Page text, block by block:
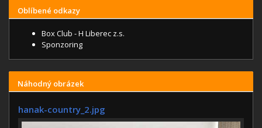
Oblíbené odkazy
Box Club - H Liberec z.s.
Sponzoring
Náhodný obrázek
hanak-country_2.jpg